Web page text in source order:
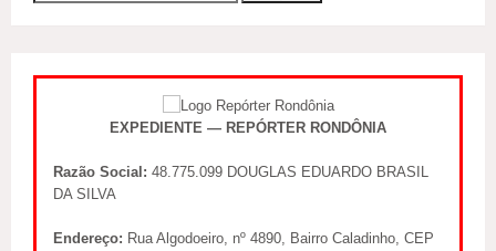
EXPEDIENTE — REPÓRTER RONDÔNIA
Razão Social: 48.775.099 DOUGLAS EDUARDO BRASIL
DA SILVA
Endereço: Rua Algodoeiro, nº 4890, Bairro Caladinho, CEP